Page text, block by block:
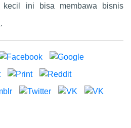
kecil ini bisa membawa bisnis